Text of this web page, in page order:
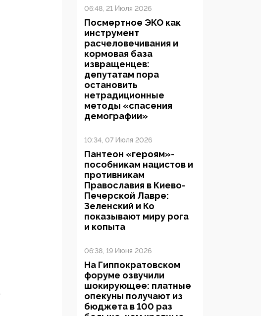
06:48, 21 Июля 2026
Посмертное ЭКО как
инструмент
расчеловечивания и
кормовая база
извращенцев:
депутатам пора
остановить
нетрадиционные
методы «спасения
демографии»
10:34, 07 Июля 2026
Пантеон «героям»-
пособникам нацистов и
противникам
Православия в Киево-
Печерской Лавре:
Зеленский и Ко
показывают миру рога
и копыта
06:38, 19 Июня 2026
На Гиппократовском
форуме озвучили
шокирующее: платные
опекуны получают из
бюджета в 100 раз